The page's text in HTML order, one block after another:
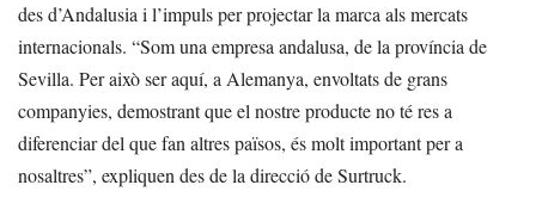
des d’Andalusia i l’impuls per projectar la marca als mercats
internacionals. “Som una empresa andalusa, de la província de
Sevilla. Per això ser aquí, a Alemanya, envoltats de grans
companyies, demostrant que el nostre producte no té res a
diferenciar del que fan altres països, és molt important per a
nosaltres”, expliquen des de la direcció de Surtruck.